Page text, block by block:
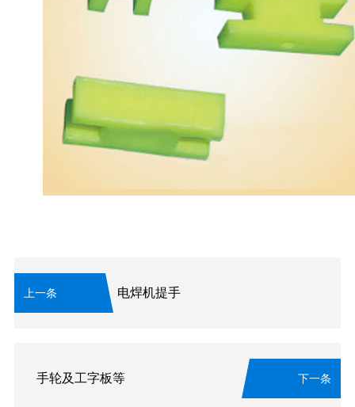
上一条 电焊机提手
手轮及工字板等 下一条